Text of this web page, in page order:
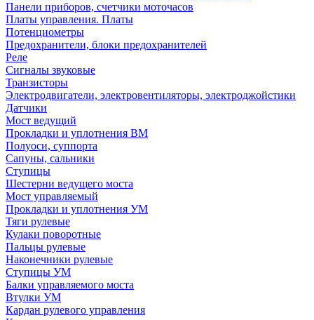
Панели приборов, счетчики моточасов
Платы управления. Платы
Потенциометры
Предохранители, блоки предохранителей
Реле
Сигналы звуковые
Транзисторы
Электродвигатели, электровентиляторы, электроджойстики
Датчики
Мост ведущий
Прокладки и уплотнения ВМ
Полуоси, суппорта
Сапуны, сальники
Ступицы
Шестерни ведущего моста
Мост управляемый
Прокладки и уплотнения УМ
Тяги рулевые
Кулаки поворотные
Пальцы рулевые
Наконечники рулевые
Ступицы УМ
Балки управляемого моста
Втулки УМ
Кардан рулевого управления